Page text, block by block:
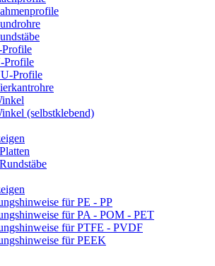
Profile
Profile
(selbstklebend)
für PE - PP
für PA - POM - PET
für PTFE - PVDF
für PEEK